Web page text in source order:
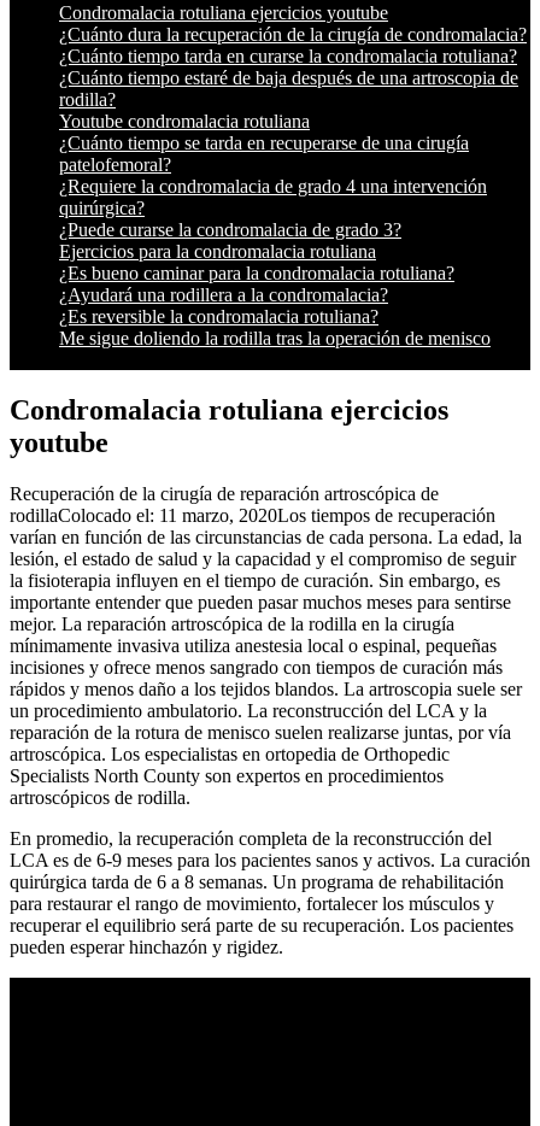
Condromalacia rotuliana ejercicios youtube
¿Cuánto dura la recuperación de la cirugía de condromalacia?
¿Cuánto tiempo tarda en curarse la condromalacia rotuliana?
¿Cuánto tiempo estaré de baja después de una artroscopia de
rodilla?
Youtube condromalacia rotuliana
¿Cuánto tiempo se tarda en recuperarse de una cirugía
patelofemoral?
¿Requiere la condromalacia de grado 4 una intervención
quirúrgica?
¿Puede curarse la condromalacia de grado 3?
Ejercicios para la condromalacia rotuliana
¿Es bueno caminar para la condromalacia rotuliana?
¿Ayudará una rodillera a la condromalacia?
¿Es reversible la condromalacia rotuliana?
Me sigue doliendo la rodilla tras la operación de menisco
Condromalacia rotuliana ejercicios
youtube
Recuperación de la cirugía de reparación artroscópica de
rodillaColocado el: 11 marzo, 2020Los tiempos de recuperación
varían en función de las circunstancias de cada persona. La edad, la
lesión, el estado de salud y la capacidad y el compromiso de seguir
la fisioterapia influyen en el tiempo de curación. Sin embargo, es
importante entender que pueden pasar muchos meses para sentirse
mejor. La reparación artroscópica de la rodilla en la cirugía
mínimamente invasiva utiliza anestesia local o espinal, pequeñas
incisiones y ofrece menos sangrado con tiempos de curación más
rápidos y menos daño a los tejidos blandos. La artroscopia suele ser
un procedimiento ambulatorio. La reconstrucción del LCA y la
reparación de la rotura de menisco suelen realizarse juntas, por vía
artroscópica. Los especialistas en ortopedia de Orthopedic
Specialists North County son expertos en procedimientos
artroscópicos de rodilla.
En promedio, la recuperación completa de la reconstrucción del
LCA es de 6-9 meses para los pacientes sanos y activos. La curación
quirúrgica tarda de 6 a 8 semanas. Un programa de rehabilitación
para restaurar el rango de movimiento, fortalecer los músculos y
recuperar el equilibrio será parte de su recuperación. Los pacientes
pueden esperar hinchazón y rigidez.